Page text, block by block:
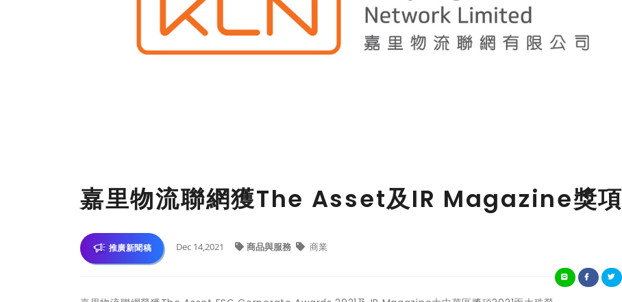
嘉里物流聯網獲The Asset及IR Magazine獎項
推廣新聞稿 Dec 14,2021 商品與服務 商業